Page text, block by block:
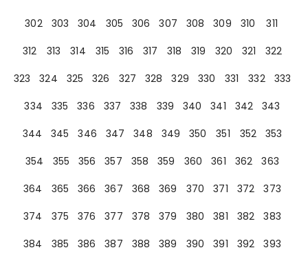
302
303 304 305 306 307 308 309 310
311
312
313 314 315 316 317 318 319 320 321
322
323
324 325 326 327 328 329 330 331 332
333
334
335 336 337 338 339 340 341 342
343
344
345 346 347 348 349 350 351 352
353
354
355 356 357 358 359 360 361 362
363
364
365 366 367 368 369 370 371 372
373
374
375 376 377 378 379 380 381 382
383
384
385 386 387 388 389 390 391 392
393